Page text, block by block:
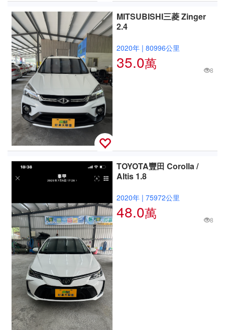
MITSUBISHI三菱 Zinger
2.4
2020年 |80996公里
35.0萬 8
TOYOTA豐田 Corolla /
Altis 1.8
2020年 |75972公里
48.0萬 8